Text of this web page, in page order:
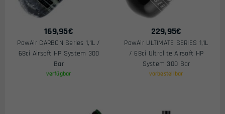
169,95€
PowAir CARBON Series 1,1L /
68ci Airsoft HP System 300
Bar
verfügbar
229,95€
PowAir ULTIMATE SERIES 1,1L
/ 68ci Ultralite Airsoft HP
System 300 Bar
vorbestellbar